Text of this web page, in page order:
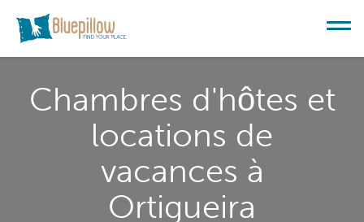
Chambres d'hôtes et
locations de
vacances à
Ortigueira